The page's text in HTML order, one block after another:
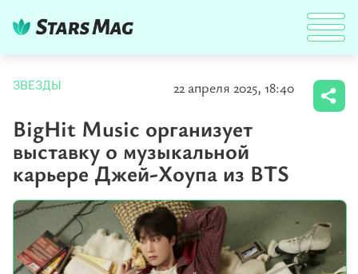
ЗВЕЗДЫ 22 апреля 2025, 18:40
BigHit Music организует
выставку о музыкальной
карьере Джей-Хоупа из BTS